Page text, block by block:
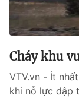
Cháy khu
VTV.vn - Ít
khi nỗ lực dập